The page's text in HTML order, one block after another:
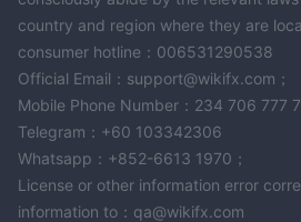
country and region where they are
consumer hotline：006531290538
Official Email：support@wikifx.com；
Mobile Phone Number：234 706 777
Telegram：+60 103342306
Whatsapp：+852-6613 1970；
License or other information error
information to：qa@wikifx.com